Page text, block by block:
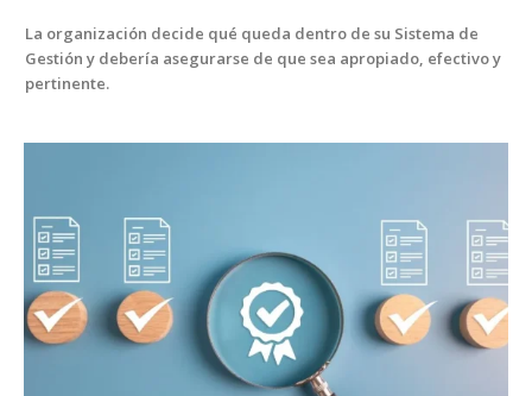
La orga­ni­zación decide qué que­da den­tro de su Sis­tema de
Gestión y debería ase­gu­rarse de que sea apropi­a­do, efec­ti­vo y
per­ti­nente.